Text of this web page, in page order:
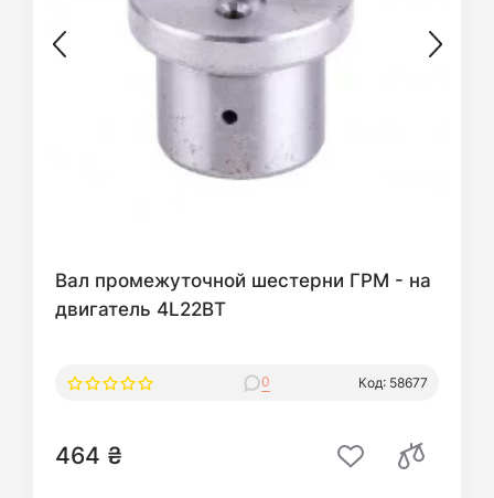
Вал промежуточной шестерни ГРM - на
двигатель 4L22BT
0 Код: 58677
464 ₴